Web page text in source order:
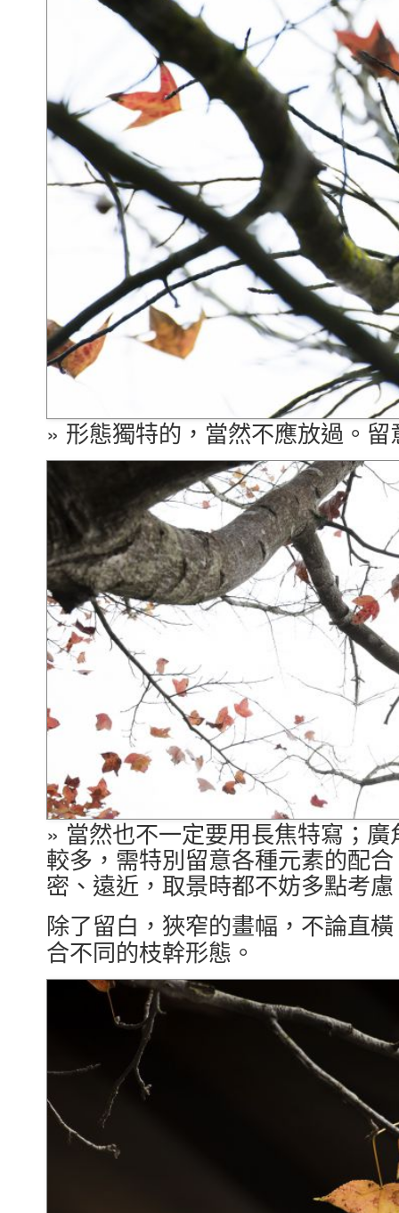
» 形態獨特的，當然不應放過。
» 當然也不一定要用長焦特寫；
較多，需特別留意各種元素的配
密、遠近，取景時都不妨多點考
除了留白，狹窄的畫幅，不論直
合不同的枝幹形態。